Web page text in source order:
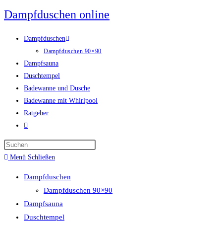
Zum
Inhalt
springen
Dampfduschen online
Dampfduschen
Dampfduschen 90×90
Dampfsauna
Duschtempel
Badewanne und Dusche
Badewanne mit Whirlpool
Ratgeber
Website-
umschalten
Menü Schließen
Dampfduschen
Dampfduschen 90×90
Dampfsauna
Duschtempel